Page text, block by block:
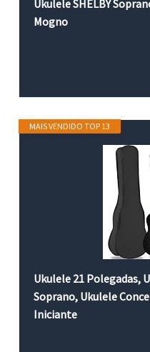
Ukulele SHELBY
Mogno
MAIS VENDIDO TOP 13
Ukulele 21 Polegadas,
Soprano, Ukulele
Iniciante